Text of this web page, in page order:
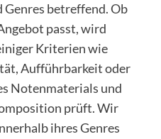
betreffend. Ob
passt, wird
Kriterien wie
Aufführbarkeit oder
Notenmaterials und
prüft. Wir
ihres Genres